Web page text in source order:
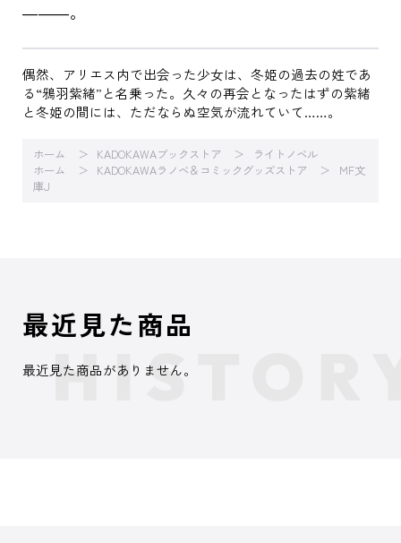
―――。
偶然、アリエス内で出会った少女は、冬姫の過去の姓であ
る“鴉羽紫緒”と名乗った。久々の再会となったはずの紫緒
と冬姫の間には、ただならぬ空気が流れていて……。
ホーム KADOKAWAブックストア
ライトノベル
ホーム
KADOKAWAラノベ＆コミックグッズストア
MF文
庫J
最近見た商品
最近見た商品がありません。